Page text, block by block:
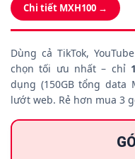
Chi tiết MXH100 →
Dùng cả TikTok,
chọn tối ưu nhất – chỉ
dụng (150GB tổng data
lướt web. Rẻ hơn mua 3